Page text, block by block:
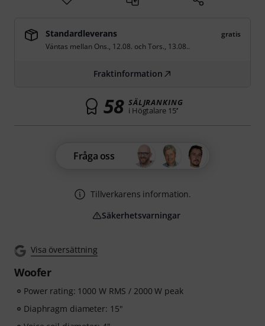
Visa översättning
Woofer
Power rating: 1000 W RMS / 2000 W peak
Diaphragm diameter: 15"
Standardleverans
gratis
Väntas mellan Ons., 12.08. ochTors., 13.08..
Fraktinformation
58 SÄLJRANKING
i Högtalare 15’’
Fråga oss
Tillverkarens information.
Säkerhetsvarningar